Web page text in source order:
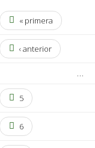
« primera
‹ anterior
…
5
6